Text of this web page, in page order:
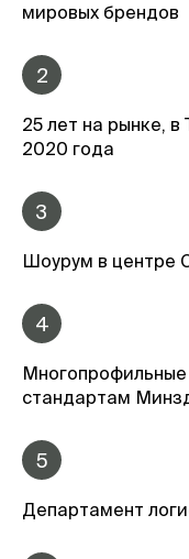
мировых брендов
2
25 лет на рынке,
2020 года
3
Шоурум в центре
4
стандартам
5
Департамент